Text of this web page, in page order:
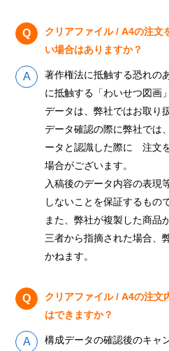
クリアファイル / A4の注文
い場合はありますか？
著作権法に抵触する恐れの
に抵触する「わいせつ図画
データは、弊社ではお取り
データ確認の際に弊社では
ータと認識した際に 注文
場合がございます。
入稿後のデータ内容の表現
しないことを保証するもの
また、弊社が複製した商品
三者から指摘された場合、
かねます。
クリアファイル / A4の注文
はできますか？
構成データの確認後のキャ